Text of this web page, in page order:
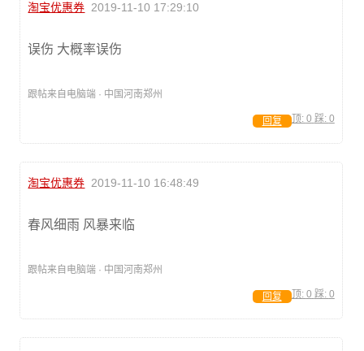
淘宝优惠券 2019-11-10 17:29:10
误伤 大概率误伤
跟帖来自电脑端 · 中国河南郑州
顶: 0 踩: 0
回复
淘宝优惠券 2019-11-10 16:48:49
春风细雨 风暴来临
跟帖来自电脑端 · 中国河南郑州
顶: 0 踩: 0
回复